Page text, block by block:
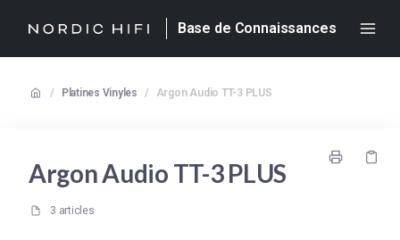
Base de Connaissances
/ Platines Vinyles / Argon Audio TT-3 PLUS
Argon Audio TT-3 PLUS
3 articles